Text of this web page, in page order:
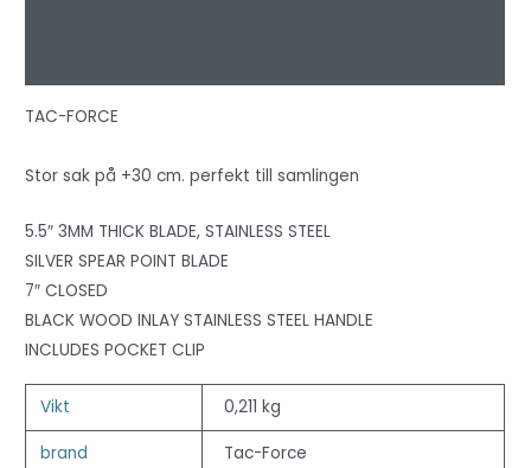
TAC-FORCE
Stor sak på +30 cm. perfekt till samlingen
5.5″ 3MM THICK BLADE, STAINLESS STEEL
SILVER SPEAR POINT BLADE
7″ CLOSED
BLACK WOOD INLAY STAINLESS STEEL HANDLE
INCLUDES POCKET CLIP
Vikt 0,211 kg
brand Tac-Force